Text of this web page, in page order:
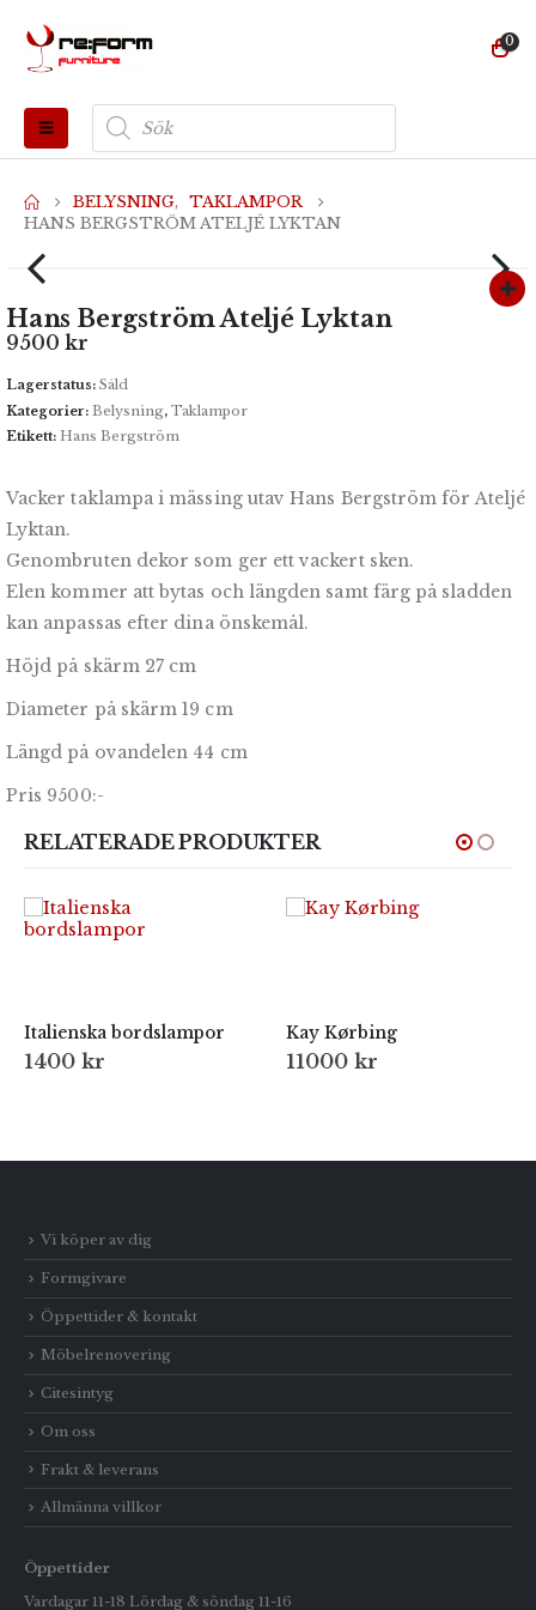
0
Produktsökning
BELYSNING, TAKLAMPOR
HANS BERGSTRÖM ATELJÉ LYKTAN
Hans Bergström Ateljé Lyktan
9500 kr
Lagerstatus: Såld
Kategorier: Belysning, Taklampor
Etikett: Hans Bergström
Vacker taklampa i mässing utav Hans Bergström för Ateljé
Lyktan.
Genombruten dekor som ger ett vackert sken.
Elen kommer att bytas och längden samt färg på sladden
kan anpassas efter dina önskemål.
Höjd på skärm 27 cm
Diameter på skärm 19 cm
Längd på ovandelen 44 cm
Pris 9500:-
RELATERADE PRODUKTER
Italienska bordslampor
1400 kr
Kay Kørbing
11000 kr
Vi köper av dig
Formgivare
Öppettider & kontakt
Möbelrenovering
Citesintyg
Om oss
Frakt & leverans
Allmänna villkor
Öppettider
Vardagar 11-18 Lördag & söndag 11-16